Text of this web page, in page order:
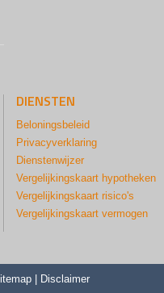
DIENSTEN
Beloningsbeleid
Privacyverklaring
Dienstenwijzer
Vergelijkingskaart hypotheken
Vergelijkingskaart risico's
Vergelijkingskaart vermogen
Disclaimer